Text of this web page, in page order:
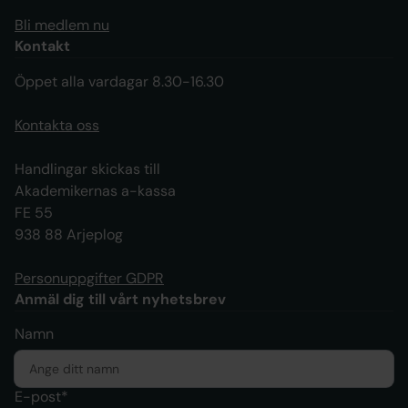
Bli medlem nu
Kontakt
Öppet alla vardagar 8.30-16.30
Kontakta oss
Handlingar skickas till
Akademikernas a-kassa
FE 55
938 88 Arjeplog
Personuppgifter GDPR
Anmäl dig till vårt nyhetsbrev
Namn
E-post*